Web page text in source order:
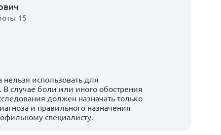
15
использовать для
случае боли или иного обострения
должен назначать только
и правильного назначения
специалисту.